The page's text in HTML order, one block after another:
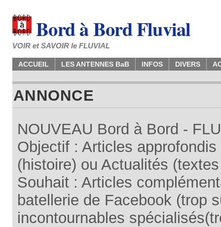
Bord à Bord Fluvial
VOIR et SAVOIR le FLUVIAL
ACCUEIL LES ANTENNES BaB INFOS DIVERS
ANNONCE
NOUVEAU Bord à Bord -
Objectif : Articles
(histoire) ou Actualités
Souhait : Articles
batellerie de Facebook (trop
incontournables